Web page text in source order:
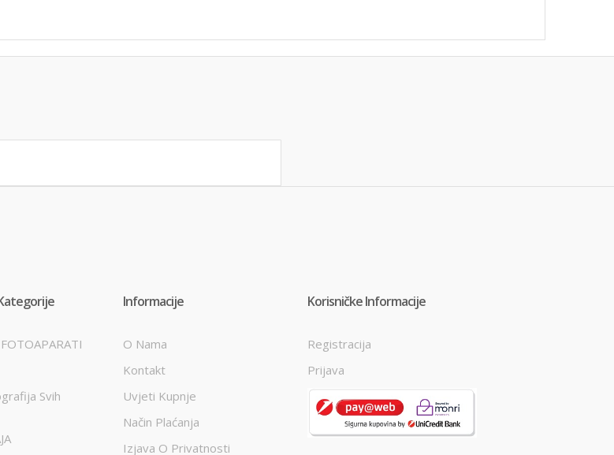
Svih
Informacije
O Nama
Kontakt
Uvjeti Kupnje
Način Plaćanja
Izjava O Privatnosti
Korisničke Informacije
Registracija
Prijava